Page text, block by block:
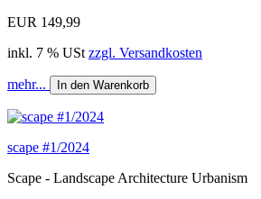
EUR 149,99
inkl. 7 % USt zzgl. Versandkosten
mehr... In den Warenkorb
scape #1/2024
Scape - Landscape Architecture Urbanism